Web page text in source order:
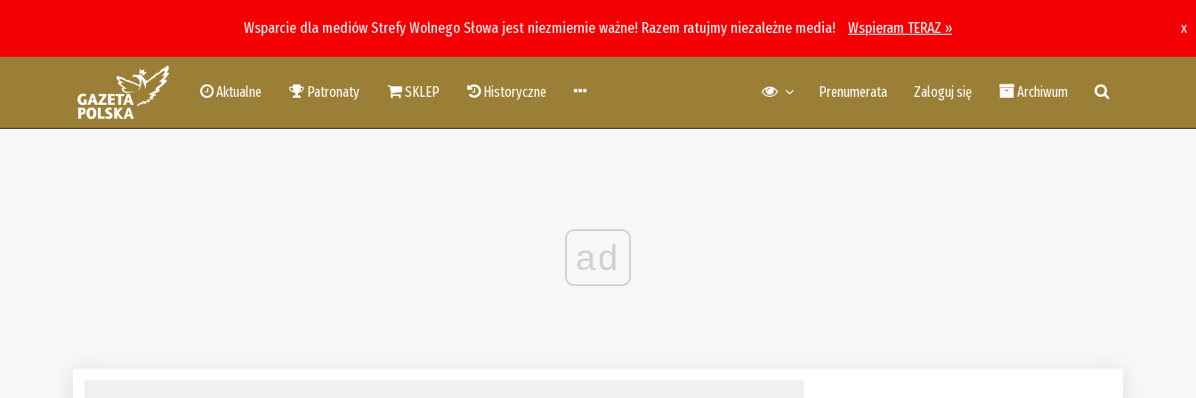
Wsparcie dla mediów Strefy Wolnego Słowa jest niezmiernie ważne! Razem ratujmy niezależne media! Wspieram TERAZ » x
Aktualne Patronaty SKLEP Historyczne Prenumerata Zaloguj się Archiwum
ad